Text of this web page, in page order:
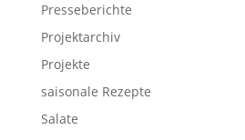
Presseberichte
Projektarchiv
Projekte
saisonale Rezepte
Salate